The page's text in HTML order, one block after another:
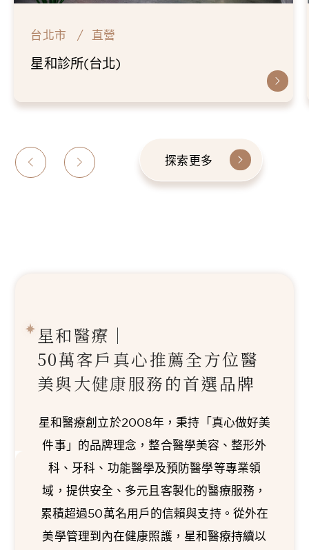
台北市 直營
星和診所(台北)
探索更多
星和醫療｜
50萬客戶真心推薦全方位醫
美與大健康服務的首選品牌
星和醫療創立於2008年，秉持「真心做好美
件事」的品牌理念，整合醫學美容、整形外
科、牙科、功能醫學及預防醫學等專業領
域，提供安全、多元且客製化的醫療服務，
累積超過50萬名用戶的信賴與支持。從外在
美學管理到內在健康照護，星和醫療持續以